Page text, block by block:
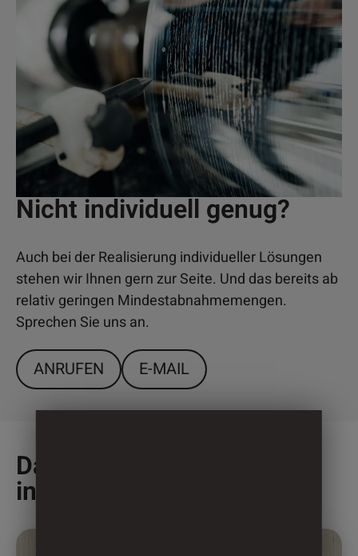
Nicht individuell genug?
Auch bei der Realisierung individueller Lösungen
stehen wir Ihnen gern zur Seite. Und das bereits ab
relativ geringen Mindestabnahmemengen.
Sprechen Sie uns an.
ANRUFEN E-MAIL
Das könnte Sie auch
interessieren
Dieses